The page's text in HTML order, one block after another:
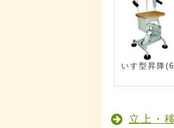
いす型昇降
立上・